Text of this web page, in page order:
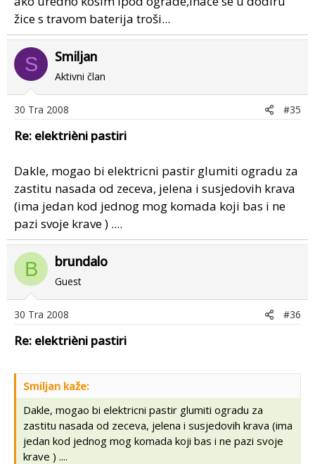
žice s travom baterija troši...
S Smiljan
Aktivni član
30 Tra 2008 #35
Re: elektrièni pastiri
Dakle, mogao bi elektricni pastir glumiti ogradu za
zastitu nasada od zeceva, jelena i susjedovih krava
(ima jedan kod jednog mog komada koji bas i ne
pazi svoje krave ) ....
B brundalo
Guest
30 Tra 2008 #36
Re: elektrièni pastiri
Smiljan kaže:
Dakle, mogao bi elektricni pastir glumiti ogradu za
zastitu nasada od zeceva, jelena i susjedovih krava (ima
jedan kod jednog mog komada koji bas i ne pazi svoje
krave ) ....